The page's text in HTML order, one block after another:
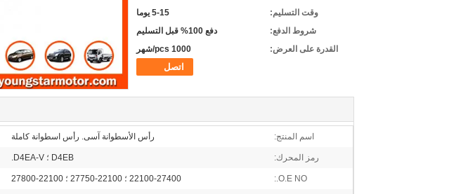
وقت التسليم:
5-15 يوما
شروط الدفع:
دفع 100% قبل التسليم
القدرة على العرض:
1000 pcs/شهر
اتصل
اسم المنتج: رأس الأسطوانة آسى. رأس اسطوانة كاملة
رمز المحرك: D4EB ؛ D4EA-V.
O.E NO.: 22100-27400 ؛ 22100-27750 ؛ 22100-27800